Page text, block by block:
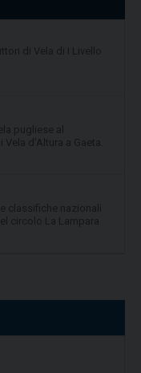
posto per
XV regata Brindisi-